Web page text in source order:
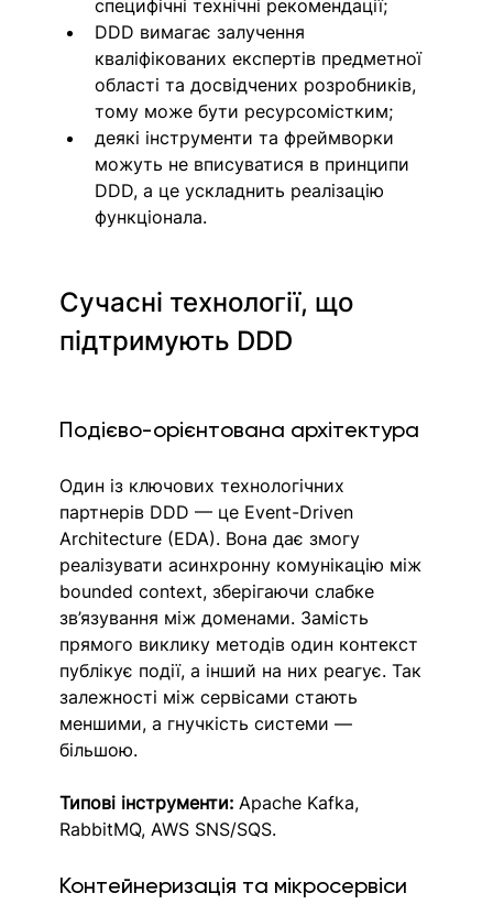
специфічні технічні рекомендації;
DDD вимагає залучення
кваліфікованих експертів предметної
області та досвідчених розробників,
тому може бути ресурсомістким;
деякі інструменти та фреймворки
можуть не вписуватися в принципи
DDD, а це ускладнить реалізацію
функціонала.
Сучасні технології, що
підтримують DDD
Подієво-орієнтована архітектура
Один із ключових технологічних
партнерів DDD — це Event-Driven
Architecture (EDA). Вона дає змогу
реалізувати асинхронну комунікацію між
bounded context, зберігаючи слабке
зв’язування між доменами. Замість
прямого виклику методів один контекст
публікує події, а інший на них реагує. Так
залежності між сервісами стають
меншими, а гнучкість системи —
більшою.
Типові інструменти: Apache Kafka,
RabbitMQ, AWS SNS/SQS.
Контейнеризація та мікросервіси